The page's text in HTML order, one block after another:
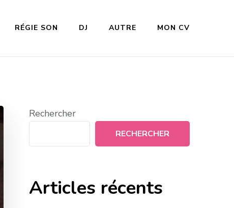
RÉGIE SON DJ AUTRE MON CV
Rechercher
RECHERCHER
Articles récents